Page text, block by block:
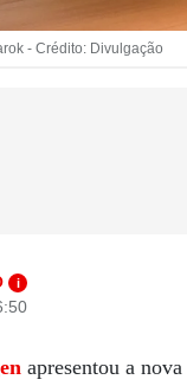
- Crédito: Divulgação
i
apresentou a nova